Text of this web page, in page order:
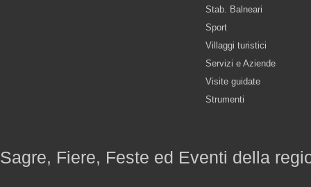
Stab. Balneari
Sport
Villaggi turistici
Servizi e Aziende
Visite guidate
Strumenti
Sagre, Fiere, Feste ed Eventi della